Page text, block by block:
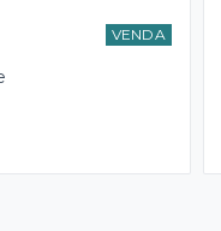
VENDA